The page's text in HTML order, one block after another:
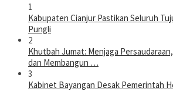
1
Kabupaten Cianjur Pastikan Seluruh
Pungli
2
Khutbah Jumat: Menjaga
dan Membangun …
3
Kabinet Bayangan Desak Pemerintah